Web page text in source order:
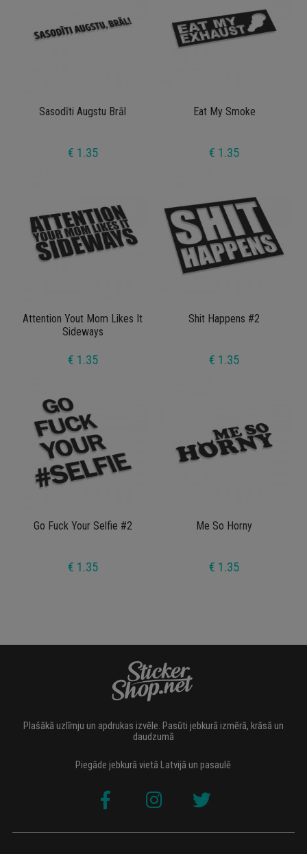
Sasodīti Augstu Brāl
€ 1.35
Eat My Smoke
€ 1.35
Attention Yout Mom Likes It
Sideways
€ 1.35
Shit Happens #2
€ 1.35
Go Fuck Your Selfie #2
€ 1.35
Me So Horny
€ 1.35
Plašākā uzlīmju un apdrukas izvēle. Pasūti jebkurā izmērā, krāsā un
daudzumā
Piegāde jebkurā vietā Latvijā un pasaulē